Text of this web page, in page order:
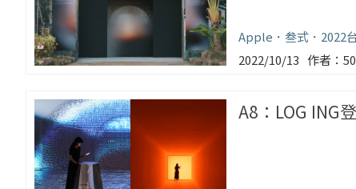
Apple 叁式
2022
2022/10/13
A8：LOG ING